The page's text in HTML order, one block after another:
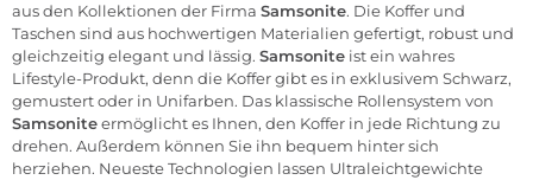
aus den Kollektionen der Firma Samsonite. Die Koffer und
Taschen sind aus hochwertigen Materialien gefertigt, robust und
gleichzeitig elegant und lässig. Samsonite ist ein wahres
Lifestyle-Produkt, denn die Koffer gibt es in exklusivem Schwarz,
gemustert oder in Unifarben. Das klassische Rollensystem von
Samsoniteermöglicht es Ihnen, den Koffer in jede Richtung zu
drehen. Außerdem können Sie ihn bequem hinter sich
herziehen. Neueste Technologien lassen Ultraleichtgewichte